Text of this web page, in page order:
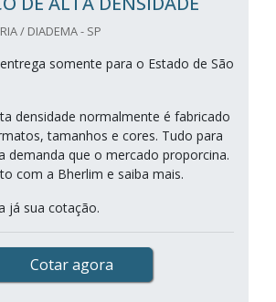
/ DIADEMA - SP
somente para o Estado de São
densidade normalmente é fabricado
tamanhos e cores. Tudo para
demanda que o mercado proporcina.
com a Bherlim e saiba mais.
já sua cotação.
Cotar agora